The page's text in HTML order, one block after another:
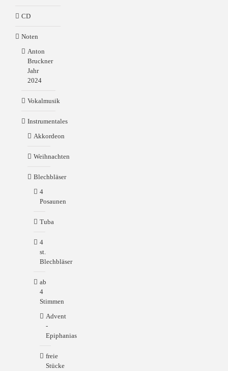
CD
Noten
Anton
Bruckner
Jahr
2024
Vokalmusik
Instrumentales
Akkordeon
Weihnachten
Blechbläser
4
Posaunen
Tuba
4
st.
Blechbläser
ab
4
Stimmen
Advent
-
Epiphanias
freie
Stücke